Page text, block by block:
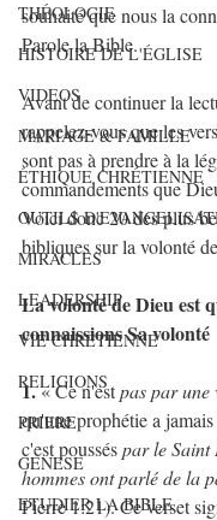
THÉOLOGIE
HISTOIRE DE L'ÉGLISE
VIDEOS
MARIAGE & FAMILLE
ÉTHIQUE CHRÉTIENNE
OUTILS
MIRACLES
LEADERSHIP
VIE CHRETIENNE
RELIGIONS
PRIERE
GENESE
ETUDIER LA BIBLE
souhaité que nous la
Parole la Bible.
Avant de continuer la
rappelez-vous que les
sont pas à prendre à la
commandements que
Voici donc 20 des plus
bibliques sur la volonté
La volonté de Dieu est
connaissions Sa volonté
1. « Ce n'est pas par une
qu'une prophétie a
c'est poussés par le Saint
hommes ont parlé de la
Pierre 1:21). Ce verset